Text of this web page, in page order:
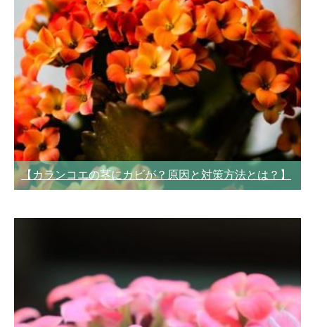
【カランコエの茎にカビが？原因と対策方法とは？】